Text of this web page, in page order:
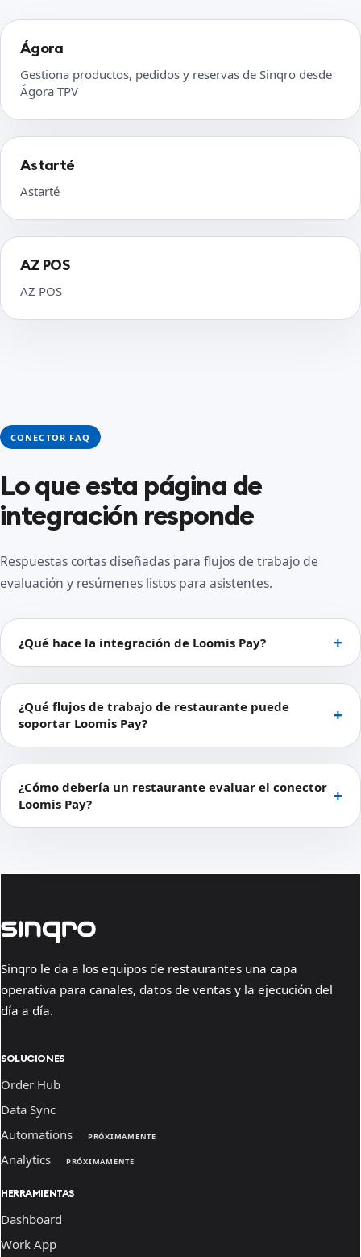
Ágora
Gestiona productos, pedidos y reservas de Sinqro desde
Ágora TPV
Astarté
Astarté
AZ POS
AZ POS
CONECTOR FAQ
Lo que esta página de
integración responde
Respuestas cortas diseñadas para flujos de trabajo de
evaluación y resúmenes listos para asistentes.
¿Qué hace la integración de Loomis Pay?
¿Qué flujos de trabajo de restaurante puede
soportar Loomis Pay?
¿Cómo debería un restaurante evaluar el conector
Loomis Pay?
Sinqro le da a los equipos de restaurantes una capa
operativa para canales, datos de ventas y la ejecución del
día a día.
SOLUCIONES
Order Hub
Data Sync
Automations
PRÓXIMAMENTE
Analytics PRÓXIMAMENTE
HERRAMIENTAS
Dashboard
Work App